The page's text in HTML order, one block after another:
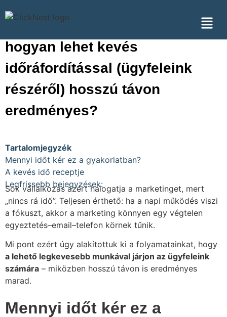
Marketing időszükséglet:
hogyan lehet kevés
időráfordítással (ügyfeleink
részéről) hosszú távon
eredményes?
Sok vállalkozás azért halogatja a marketinget, mert
„nincs rá idő”. Teljesen érthető: ha a napi működés viszi
a fókuszt, akkor a marketing könnyen egy végtelen
egyeztetés–email–telefon körnek tűnik.
Mi pont ezért úgy alakítottuk ki a folyamatainkat, hogy
a lehető legkevesebb munkával járjon az ügyfeleink
számára – miközben hosszú távon is eredményes
marad.
Mennyi időt kér ez a
Tartalomjegyzék
Mennyi időt kér ez a gyakorlatban?
A kevés idő receptje
Legfrissebb bejegyzések: